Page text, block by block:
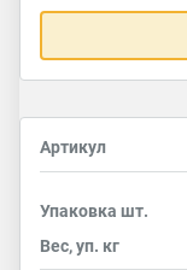
Артикул
Упаковка шт.
Вес, уп. кг